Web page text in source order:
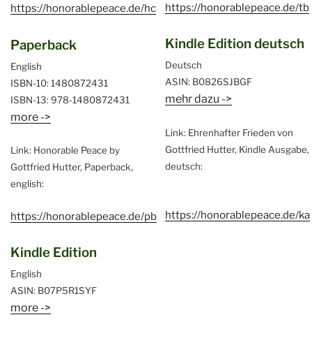
https://honorablepeace.de/hc
Paperback
English
ISBN-10: 1480872431
ISBN-13: 978-1480872431
more ->
Link: Honorable Peace by
Gottfried Hutter, Paperback,
english:
https://honorablepeace.de/pb
Kindle Edition
English
ASIN: B07P5R1SYF
more ->
https://honorablepeace.de/tb
Kindle Edition deutsch
Deutsch
ASIN: B0826SJBGF
mehr dazu ->
Link: Ehrenhafter Frieden von
Gottfried Hutter, Kindle Ausgabe,
deutsch:
https://honorablepeace.de/ka